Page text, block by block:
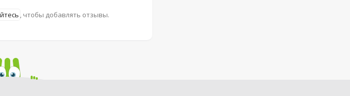
, чтобы добавлять отзывы.